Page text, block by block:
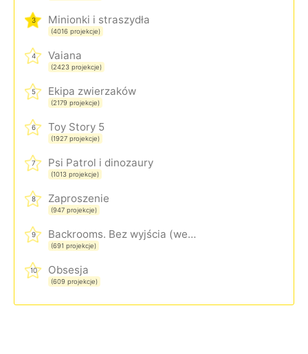
3 Minionki i straszydła
(4016 projekcje)
4 Vaiana
(2423 projekcje)
5 Ekipa zwierzaków
(2179 projekcje)
6 Toy Story 5
(1927 projekcje)
7 Psi Patrol i dinozaury
(1013 projekcje)
8 Zaproszenie
(947 projekcje)
9 Backrooms. Bez wyjścia (wersja rozszerzona)
(691 projekcje)
10 Obsesja
(609 projekcje)